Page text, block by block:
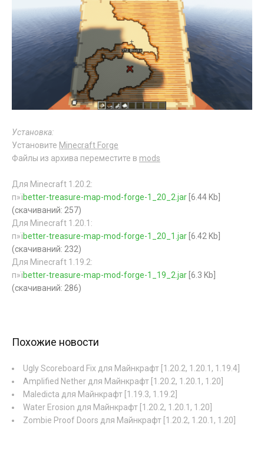
Установка:
Установите Minecraft Forge
Файлы из архива переместите в mods
Для Minecraft 1.20.2:
п»їbetter-treasure-map-mod-forge-1_20_2.jar [6.44 Kb]
(cкачиваний: 257)
Для Minecraft 1.20.1:
п»їbetter-treasure-map-mod-forge-1_20_1.jar [6.42 Kb]
(cкачиваний: 232)
Для Minecraft 1.19.2:
п»їbetter-treasure-map-mod-forge-1_19_2.jar [6.3 Kb]
(cкачиваний: 286)
Похожие новости
Ugly Scoreboard Fix для Майнкрафт [1.20.2, 1.20.1, 1.19.4]
Amplified Nether для Майнкрафт [1.20.2, 1.20.1, 1.20]
Maledicta для Майнкрафт [1.19.3, 1.19.2]
Water Erosion для Майнкрафт [1.20.2, 1.20.1, 1.20]
Zombie Proof Doors для Майнкрафт [1.20.2, 1.20.1, 1.20]